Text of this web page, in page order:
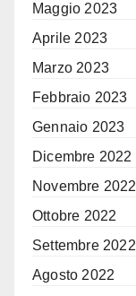
Maggio 2023
Aprile 2023
Marzo 2023
Febbraio 2023
Gennaio 2023
Dicembre 2022
Novembre 2022
Ottobre 2022
Settembre 2022
Agosto 2022